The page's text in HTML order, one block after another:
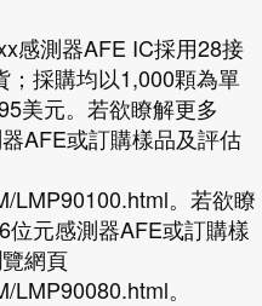
感測器AFE IC採用28接
；採購均以1,000顆為單
美元。若欲瞭解更多
AFE或訂購樣品及評估
LMP90100.html。若欲瞭
元感測器AFE或訂購樣
網頁
。